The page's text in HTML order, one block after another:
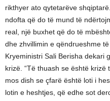
rikthyer ato qytetarëve
ndofta që do të mund të
real, një buxhet që do të
dhe zhvillimin e qëndrueshme të
Kryeministri Sali Berisha dekari
krizë. “Të thuash se është
mos dish se çfarë është loti i
lotin e heshtjes, që edhe sot